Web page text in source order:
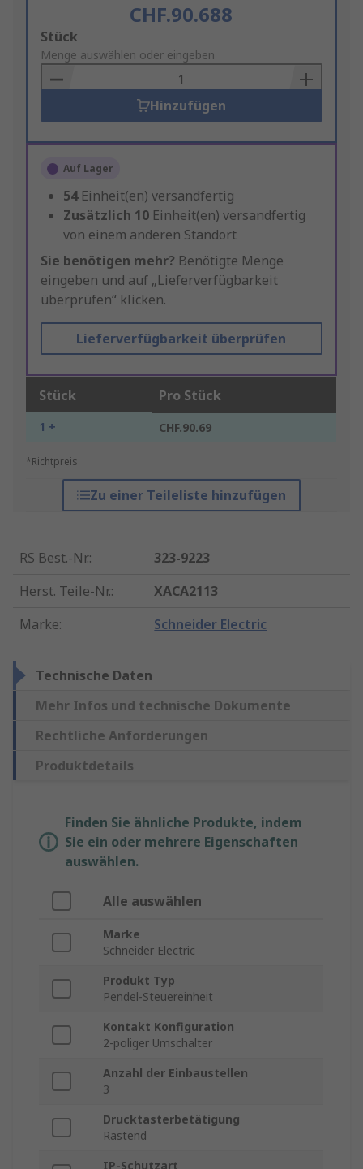
CHF.90.688
Add
to
Basket
Stück
Menge auswählen oder eingeben
Hinzufügen
Auf Lager
54 Einheit(en) versandfertig
Zusätzlich 10 Einheit(en) versandfertig
von einem anderen Standort
Sie benötigen mehr? Benötigte Menge
eingeben und auf „Lieferverfügbarkeit
überprüfen“ klicken.
Lieferverfügbarkeit überprüfen
Stück Pro Stück
1 + CHF.90.69
*Richtpreis
Zu einer Teileliste hinzufügen
RS Best.-Nr.:
323-9223
Herst. Teile-Nr.:
XACA2113
Marke: Schneider Electric
Technische Daten
Mehr Infos und technische Dokumente
Rechtliche Anforderungen
Produktdetails
Finden Sie ähnliche Produkte, indem
Sie ein oder mehrere Eigenschaften
auswählen.
Alle auswählen
Marke
Schneider Electric
Produkt Typ
Pendel-Steuereinheit
Kontakt Konfiguration
2-poliger Umschalter
Anzahl der Einbaustellen
3
Drucktasterbetätigung
Rastend
IP-Schutzart